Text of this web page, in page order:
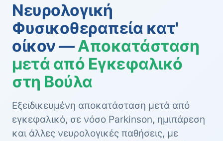
Νευρολογική
Φυσικοθεραπεία κατ'
οίκον —Αποκατάσταση
μετά από Εγκεφαλικό
στη Βούλα
Εξειδικευμένη αποκατάσταση μετά από
εγκεφαλικό, σε νόσο Parkinson, ημιπάρεση
και άλλες νευρολογικές παθήσεις, με